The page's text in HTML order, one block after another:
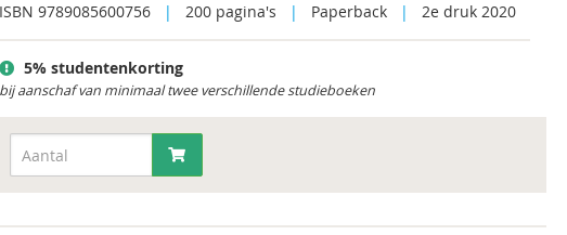
ISBN 9789085600756 | 200 pagina's | Paperback | 2e druk 2020
5% studentenkorting
bij aanschaf van minimaal twee verschillende studieboeken